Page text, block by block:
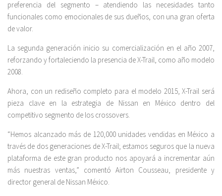
preferencia del segmento – atendiendo las necesidades tanto
funcionales como emocionales de sus dueños, con una gran oferta
de valor.
La segunda generación inicio su comercialización en el año 2007,
reforzando y fortaleciendo la presencia de X-Trail, como año modelo
2008.
Ahora, con un rediseño completo para el modelo 2015, X-Trail será
pieza clave en la estrategia de Nissan en México dentro del
competitivo segmento de los crossovers.
“Hemos alcanzado más de 120,000 unidades vendidas en México a
través de dos generaciones de X-Trail; estamos seguros que la nueva
plataforma de este gran producto nos apoyará a incrementar aún
más nuestras ventas,” comentó Airton Cousseau, presidente y
director general de Nissan México.